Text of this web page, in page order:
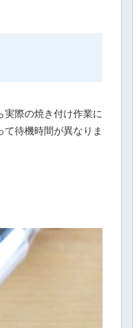
実際の焼き付け作業に
待機時間が異なりま